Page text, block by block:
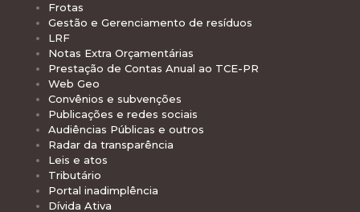
Frotas
Gestão e Gerenciamento de resíduos
LRF
Notas Extra Orçamentárias
Prestação de Contas Anual ao TCE-PR
Web Geo
Convênios e subvenções
Publicações e redes sociais
Audiências Públicas e outros
Radar da transparência
Leis e atos
Tributário
Portal inadimplência
Dívida Ativa